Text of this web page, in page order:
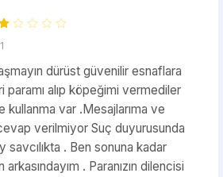
dürüst güvenilir esnaflara
paramı alıp köpeğimi vermediler
kullanma var .Mesajlarıma ve
verilmiyor Suç duyurusunda
savcılıkta . Ben sonuna kadar
. Paranızın dilencisi